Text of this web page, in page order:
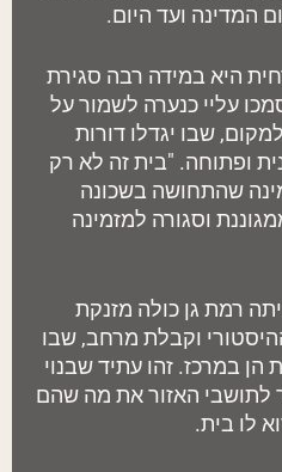
המדינה ועד היום.
היא במידה רבה סגירת
עליי כנערה לשמור על
שבו יגדלו דורות
ופתוחה. "בית זה לא רק
שהתחושה בשכונה
וסגורה למזמינה
רמת גן כולה מזנקת
וקבלת מרחב, שבו
במרכז. זהו עתיד שבנוי
לתושבי האזור את מה שהם
לו בית.